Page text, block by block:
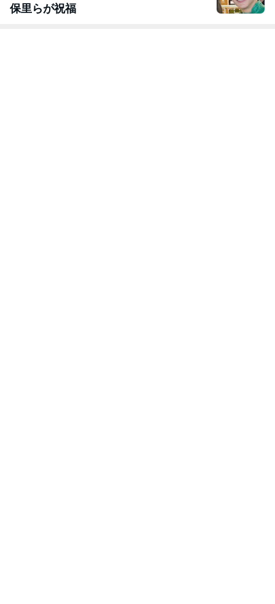
保里らが祝福